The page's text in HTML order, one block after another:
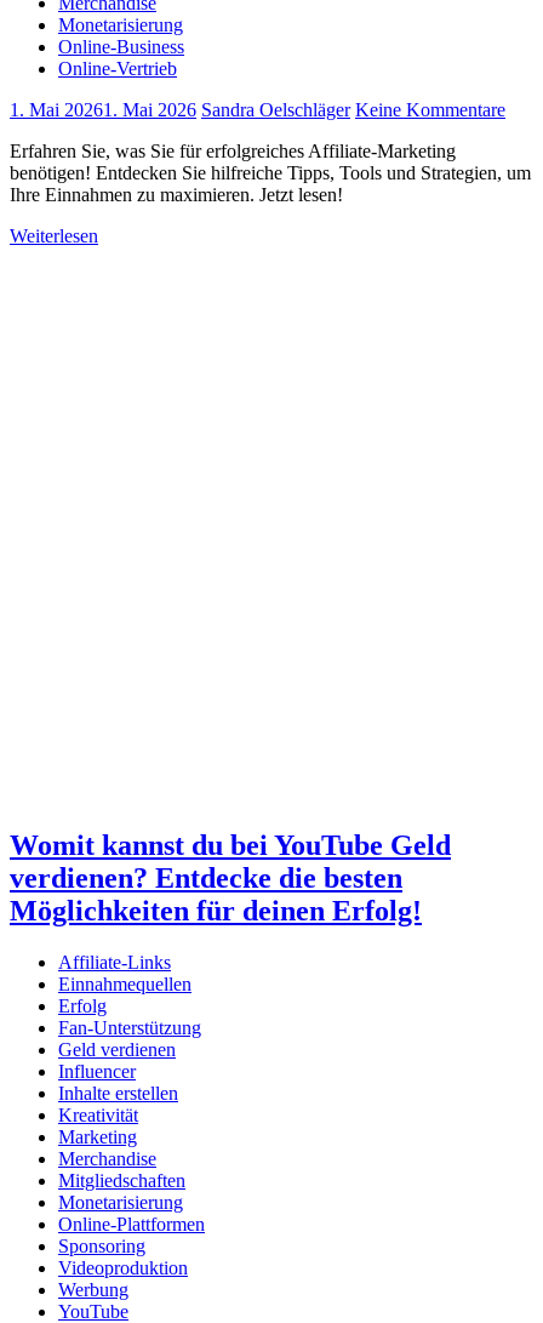
Monetarisierung
Online-Business
Online-Vertrieb
1. Mai 20261. Mai 2026 Sandra Oelschläger Keine Kommentare
Erfahren Sie, was Sie für erfolgreiches Affiliate-Marketing
benötigen! Entdecken Sie hilfreiche Tipps, Tools und Strategien, um
Ihre Einnahmen zu maximieren. Jetzt lesen!
Weiterlesen
Womit kannst du bei YouTube Geld
verdienen? Entdecke die besten
Möglichkeiten für deinen Erfolg!
Affiliate-Links
Einnahmequellen
Erfolg
Fan-Unterstützung
Geld verdienen
Influencer
Inhalte erstellen
Kreativität
Marketing
Merchandise
Mitgliedschaften
Monetarisierung
Online-Plattformen
Sponsoring
Videoproduktion
Werbung
YouTube